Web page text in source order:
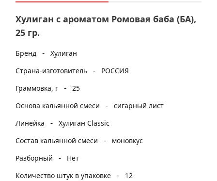
Хулиган с ароматом Ромовая баба (БА),
25 гр.
Бренд - Хулиган
Страна-изготовитель
-
РОССИЯ
Граммовка, г
- 25
Основа кальянной смеси
- сигарный лист
Линейка
- Хулиган Classic
Состав кальянной смеси
-
моновкус
Разборный
-
Нет
Количество штук в упаковке
- 12